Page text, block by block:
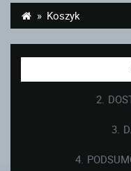
Koszyk